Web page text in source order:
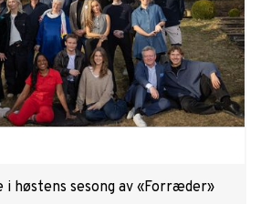
høstens sesong av «Forræder»